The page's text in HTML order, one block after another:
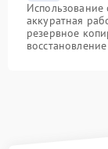
аккуратная
резервное